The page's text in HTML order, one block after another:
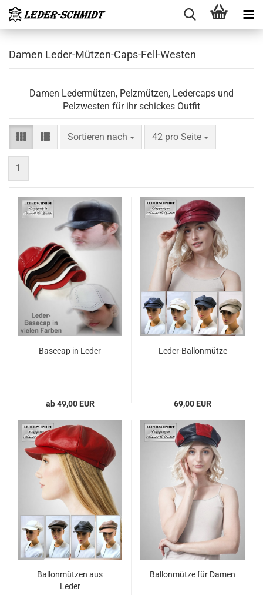
Damen Leder-Mützen-Caps-Fell-Westen
Damen Ledermützen, Pelzmützen, Ledercaps und
Pelzwesten für ihr schickes Outfit
Sortieren nach
Sortieren nach 42 pro Seite
pro Seite
1
Base­cap in Leder
ab 49,00 EUR
Leder-​​Bal­lon­müt­ze
69,00 EUR
Bal­lon­müt­zen aus
Leder
Bal­lon­müt­ze für Damen